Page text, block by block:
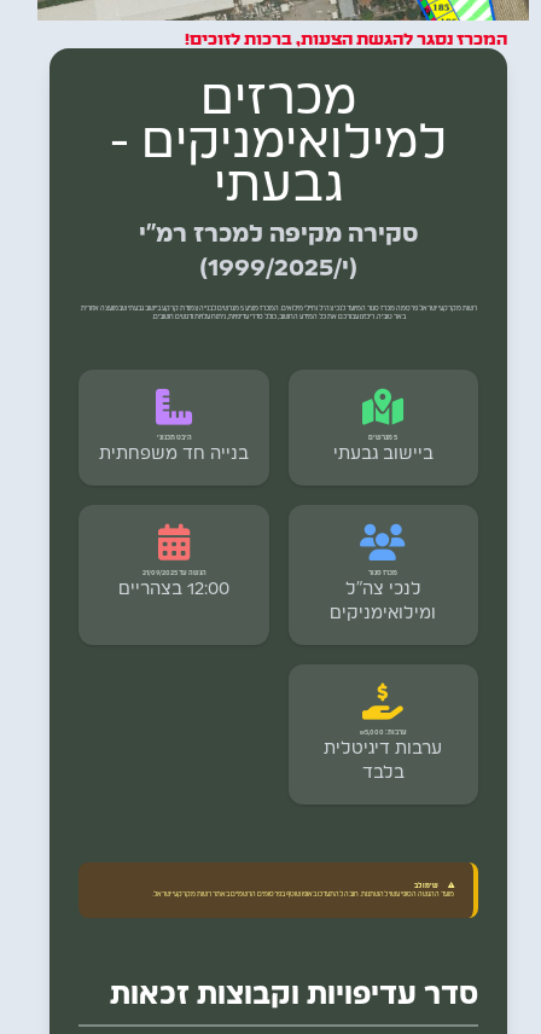
המכרז נסגר להגשת הצעות, ברכות לזוכים!
מכרזים
למילואימניקים -
גבעתי
סקירה מקיפה למכרז רמ"י
(י/1999/2025)
רשות מקרקעי ישראל פרסמה מכרז סגור המיועד לנכי צה"ל וחיילי מילואים. המכרז מציע 5 מגרשים לבנייה צמודת קרקע ביישוב גבעתי שבמועצה אזורית
באר טוביה. ריכזנו עבורכם את כל המידע החשוב, כולל סדרי עדיפויות, ניתוח עלויות ודגשים חשובים.
5 מגרשים
ביישוב גבעתי
היבט תכנוני
בנייה חד משפחתית
מכרז סגור
לנכי צה"ל
ומילואימניקים
הגשה עד 21/09/2025
12:00 בצהריים
ערבות: ₪5,000
ערבות דיגיטלית
בלבד
שימו לב
מועד ההגשה הסופי עשוי להשתנות. חובה להתעדכן באופן שוטף בפרסומים הרשמיים באתר רשות מקרקעי ישראל.
סדר עדיפויות וקבוצות זכאות